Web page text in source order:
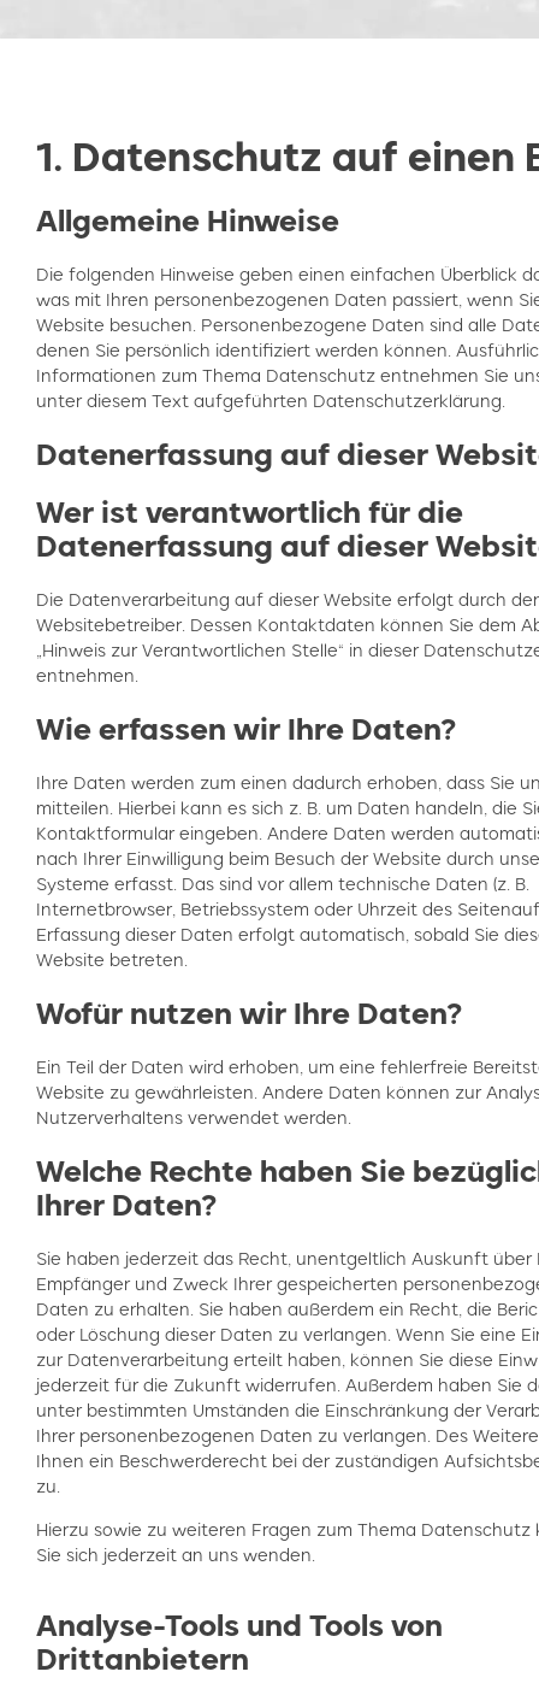
1. Datenschutz auf einen
Allgemeine Hinweise
Die folgenden Hinweise geben einen einfachen Überblick
was mit Ihren personenbezogenen Daten passiert, wenn
Website besuchen. Personenbezogene Daten sind alle
denen Sie persönlich identifiziert werden können.
Informationen zum Thema Datenschutz entnehmen Sie
unter diesem Text aufgeführten Datenschutzerklärung.
Datenerfassung auf dieser
Wer ist verantwortlich für die
Datenerfassung auf dieser
Die Datenverarbeitung auf dieser Website erfolgt durch
Websitebetreiber. Dessen Kontaktdaten können Sie dem
„Hinweis zur Verantwortlichen Stelle“ in dieser
entnehmen.
Wie erfassen wir Ihre Daten?
Ihre Daten werden zum einen dadurch erhoben, dass Sie
mitteilen. Hierbei kann es sich z. B. um Daten handeln, die
Kontaktformular eingeben. Andere Daten werden
nach Ihrer Einwilligung beim Besuch der Website durch
Systeme erfasst. Das sind vor allem technische Daten (z. B.
Internetbrowser, Betriebssystem oder Uhrzeit des
Erfassung dieser Daten erfolgt automatisch, sobald Sie
Website betreten.
Wofür nutzen wir Ihre Daten?
Ein Teil der Daten wird erhoben, um eine fehlerfreie
Website zu gewährleisten. Andere Daten können zur
Nutzerverhaltens verwendet werden.
Welche Rechte haben Sie
Ihrer Daten?
Sie haben jederzeit das Recht, unentgeltlich Auskunft über
Empfänger und Zweck Ihrer gespeicherten
Daten zu erhalten. Sie haben außerdem ein Recht, die
oder Löschung dieser Daten zu verlangen. Wenn Sie eine
zur Datenverarbeitung erteilt haben, können Sie diese
jederzeit für die Zukunft widerrufen. Außerdem haben Sie
unter bestimmten Umständen die Einschränkung der
Ihrer personenbezogenen Daten zu verlangen. Des
Ihnen ein Beschwerderecht bei der zuständigen
zu.
Hierzu sowie zu weiteren Fragen zum Thema Datenschutz
Sie sich jederzeit an uns wenden.
Analyse-Tools und Tools von
Drittanbietern